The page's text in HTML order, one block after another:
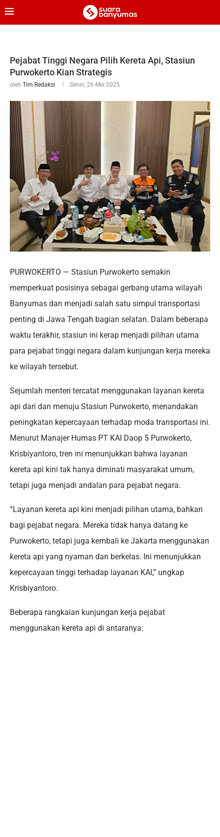
Pejabat Tinggi Negara Pilih Kereta Api, Stasiun
Purwokerto Kian Strategis
oleh Tim Redaksi Senin, 26 Mei 2025
PURWOKERTO — Stasiun Purwokerto semakin
memperkuat posisinya sebagai gerbang utama wilayah
Banyumas dan menjadi salah satu simpul transportasi
penting di Jawa Tengah bagian selatan. Dalam beberapa
waktu terakhir, stasiun ini kerap menjadi pilihan utama
para pejabat tinggi negara dalam kunjungan kerja mereka
ke wilayah tersebut.
Sejumlah menteri tercatat menggunakan layanan kereta
api dari dan menuju Stasiun Purwokerto, menandakan
peningkatan kepercayaan terhadap moda transportasi ini.
Menurut Manajer Humas PT KAI Daop 5 Purwokerto,
Krisbiyantoro, tren ini menunjukkan bahwa layanan
kereta api kini tak hanya diminati masyarakat umum,
tetapi juga menjadi andalan para pejabat negara.
“Layanan kereta api kini menjadi pilihan utama, bahkan
bagi pejabat negara. Mereka tidak hanya datang ke
Purwokerto, tetapi juga kembali ke Jakarta menggunakan
kereta api yang nyaman dan berkelas. Ini menunjukkan
kepercayaan tinggi terhadap layanan KAI,” ungkap
Krisbiyantoro.
Beberapa rangkaian kunjungan kerja pejabat
menggunakan kereta api di antaranya: